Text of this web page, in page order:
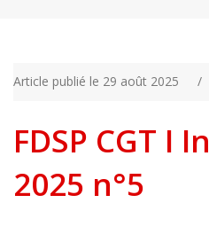
Article publié le 29 août 2025 /
FDSP CGT I
2025 n°5